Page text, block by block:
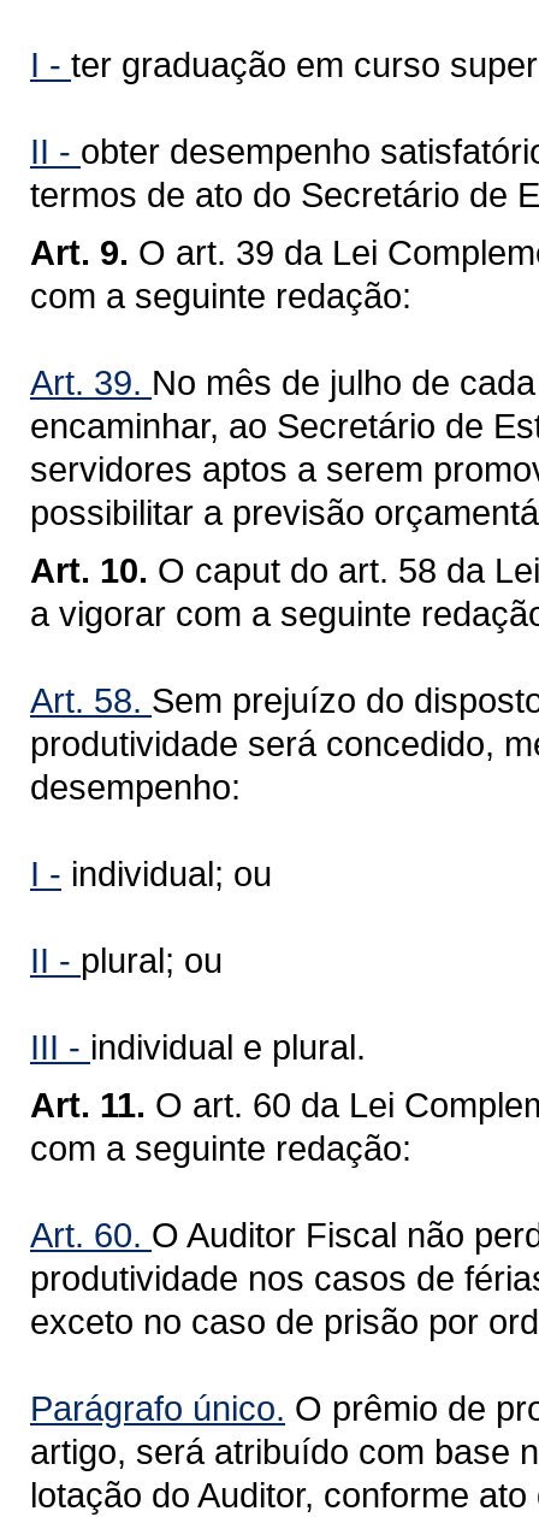
I - ter graduação em curso
II - obter desempenho
termos de ato do Secretário de
Art. 9. O art. 39 da Lei
com a seguinte redação:
Art. 39. No mês de julho de
encaminhar, ao Secretário de
servidores aptos a serem
possibilitar a previsão
Art. 10. O caput do art. 58 da
a vigorar com a seguinte
Art. 58. Sem prejuízo do
produtividade será concedido,
desempenho:
I - individual; ou
II - plural; ou
III - individual e plural.
Art. 11. O art. 60 da Lei
com a seguinte redação:
Art. 60. O Auditor Fiscal não
produtividade nos casos de
exceto no caso de prisão por
Parágrafo único. O prêmio de
artigo, será atribuído com base
lotação do Auditor, conforme